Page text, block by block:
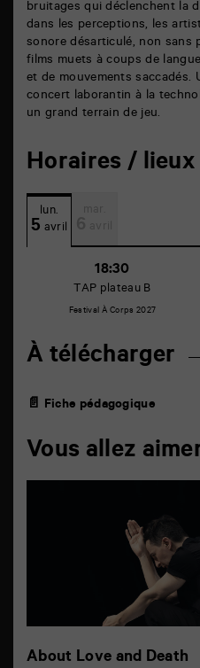
bruitages qui déclenchent la
dans les perceptions, les
sonore désarticulé, non sans
films muets à coups de
et de mouvements saccadés.
concert laborantin à la
un grand terrain de jeu.
Horaires / lieux
lun.
5 avril
18:30
TAP plateau B
Festival À Corps 2027
À télécharger
📄 Fiche pédagogique
Vous allez
About Love and Death